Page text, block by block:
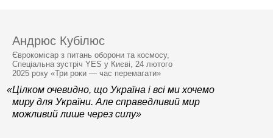
Андрюс Кубілюс
Єврокомісар з питань оборони та космосу,
Спеціальна зустріч YES у Києві, 24 лютого
2025 року «Три роки — час перемагати»
«Цілком очевидно, що Україна і всі ми хочемо
миру для України. Але справедливий мир
можливий лише через силу»